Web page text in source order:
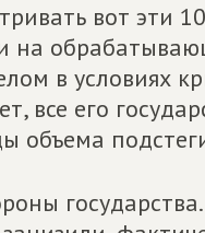
вот эти
на
в условиях
все его
объема